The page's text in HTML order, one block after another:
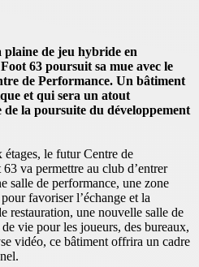
plaine de jeu hybride en
63 poursuit sa mue avec le
de Performance. Un bâtiment
et qui sera un atout
la poursuite du développement
étages, le futur Centre de
va permettre au club d’entrer
salle de performance, une zone
favoriser l’échange et la
restauration, une nouvelle salle de
vie pour les joueurs, des bureaux,
vidéo, ce bâtiment offrira un cadre